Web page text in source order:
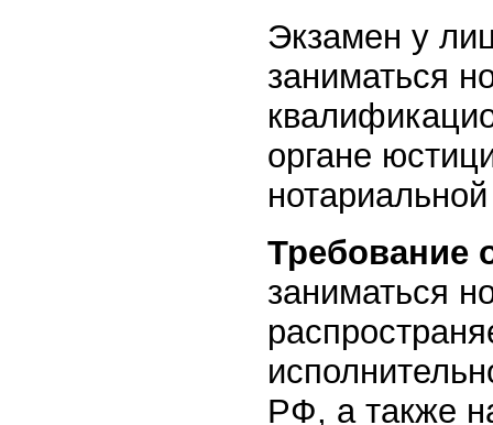
Экзамен у
заниматься
органе
Требование
заниматься
РФ, а также